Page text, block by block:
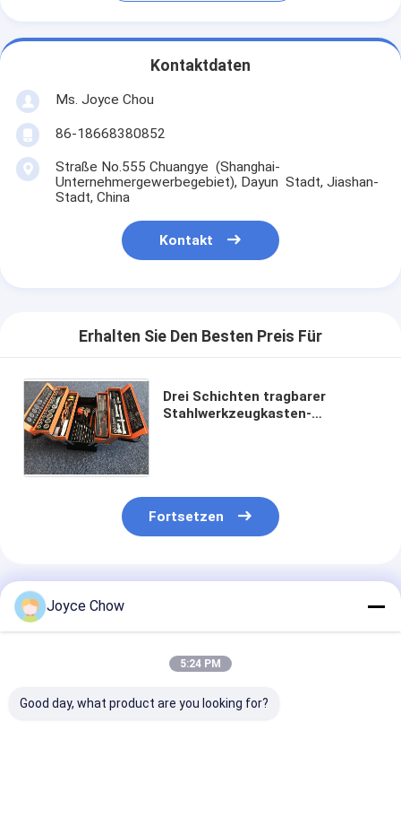
Kontaktdaten
Ms. Joyce Chou
86-18668380852
Straße No.555 Chuangye (Shanghai-
Unternehmergewerbegebiet), Dayun Stadt, Jiashan-
Stadt, China
Kontakt
Erhalten Sie Den Besten Preis Für
Drei Schichten tragbarer
Stahlwerkzeugkasten-
Fortsetzen
Empfohlene Produkte
Joyce Chow
5:24 PM
Good day, what product are you looking for?